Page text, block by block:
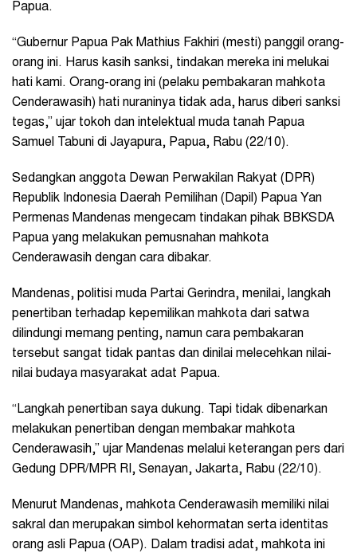
Papua.
“Gubernur Papua Pak Mathius Fakhiri (mesti) panggil orang-
orang ini. Harus kasih sanksi, tindakan mereka ini melukai
hati kami. Orang-orang ini (pelaku pembakaran mahkota
Cenderawasih) hati nuraninya tidak ada, harus diberi sanksi
tegas,” ujar tokoh dan intelektual muda tanah Papua
Samuel Tabuni di Jayapura, Papua, Rabu (22/10).
Sedangkan anggota Dewan Perwakilan Rakyat (DPR)
Republik Indonesia Daerah Pemilihan (Dapil) Papua Yan
Permenas Mandenas mengecam tindakan pihak BBKSDA
Papua yang melakukan pemusnahan mahkota
Cenderawasih dengan cara dibakar.
Mandenas, politisi muda Partai Gerindra, menilai, langkah
penertiban terhadap kepemilikan mahkota dari satwa
dilindungi memang penting, namun cara pembakaran
tersebut sangat tidak pantas dan dinilai melecehkan nilai-
nilai budaya masyarakat adat Papua.
“Langkah penertiban saya dukung. Tapi tidak dibenarkan
melakukan penertiban dengan membakar mahkota
Cenderawasih,” ujar Mandenas melalui keterangan pers dari
Gedung DPR/MPR RI, Senayan, Jakarta, Rabu (22/10).
Menurut Mandenas, mahkota Cenderawasih memiliki nilai
sakral dan merupakan simbol kehormatan serta identitas
orang asli Papua (OAP). Dalam tradisi adat, mahkota ini